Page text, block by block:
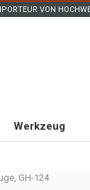
VON
Werkzeug
GH-124